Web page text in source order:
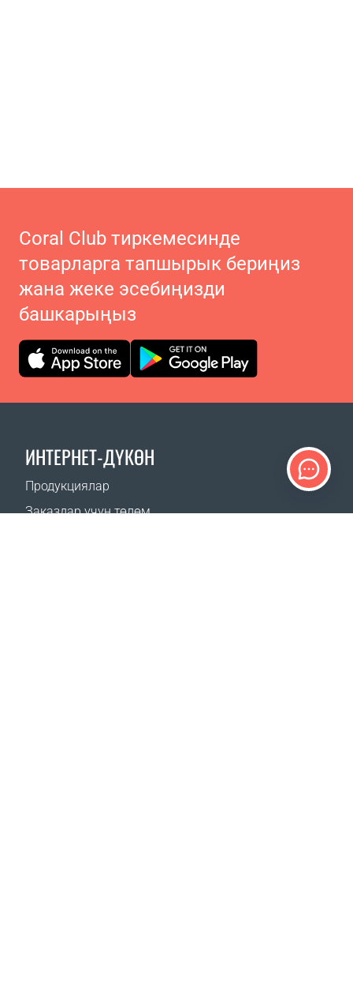
Coral Club тиркемесинде
товарларга тапшырык бериңиз
жана жеке эсебиңизди
башкарыңыз
ИНТЕРНЕТ-ДҮКӨН
Продукциялар
Заказдар үчүн төлөм